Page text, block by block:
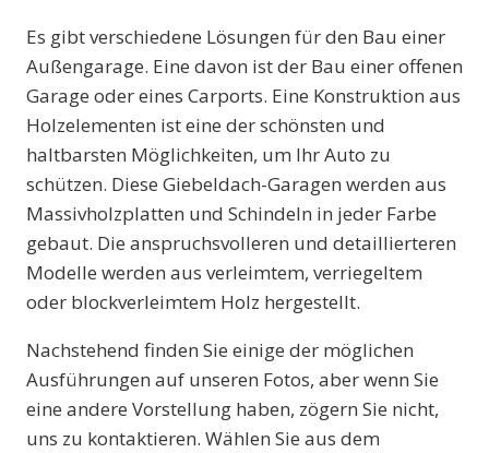
Es gibt verschiedene Lösungen für den Bau einer
Außengarage. Eine davon ist der Bau einer offenen
Garage oder eines Carports. Eine Konstruktion aus
Holzelementen ist eine der schönsten und
haltbarsten Möglichkeiten, um Ihr Auto zu
schützen. Diese Giebeldach-Garagen werden aus
Massivholzplatten und Schindeln in jeder Farbe
gebaut. Die anspruchsvolleren und detaillierteren
Modelle werden aus verleimtem, verriegeltem
oder blockverleimtem Holz hergestellt.
Nachstehend finden Sie einige der möglichen
Ausführungen auf unseren Fotos, aber wenn Sie
eine andere Vorstellung haben, zögern Sie nicht,
uns zu kontaktieren. Wählen Sie aus dem